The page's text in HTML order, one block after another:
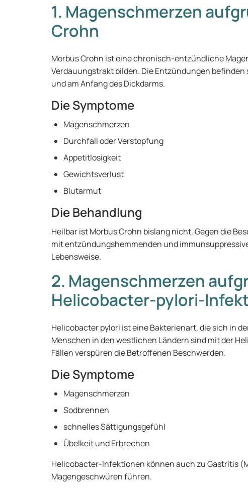
1. Magenschmerzen
Crohn
Morbus Crohn ist eine chronisch-entzündliche
Verdauungstrakt bilden. Die Entzündungen
und am Anfang des Dickdarms.
Die Symptome
Magenschmerzen
Durchfall oder Verstopfung
Appetitlosigkeit
Gewichtsverlust
Blutarmut
Die Behandlung
Heilbar ist Morbus Crohn bislang nicht. Gegen die
mit entzündungshemmenden und
Lebensweise.
2. Magenschmerzen
Helicobacter-pylori-
Helicobacter pylori ist eine Bakterienart, die sich in
Menschen in den westlichen Ländern sind mit der
Fällen verspüren die Betroffenen Beschwerden.
Die Symptome
Magenschmerzen
Sodbrennen
schnelles Sättigungsgefühl
Übelkeit und Erbrechen
Helicobacter-Infektionen können auch zu Gastritis
Magengeschwüren führen.